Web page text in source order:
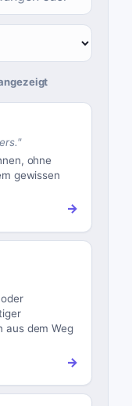
"
ohne
gewissen
→
aus dem Weg
→